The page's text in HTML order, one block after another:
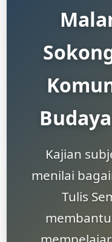
Kajian
menilai
Tulis